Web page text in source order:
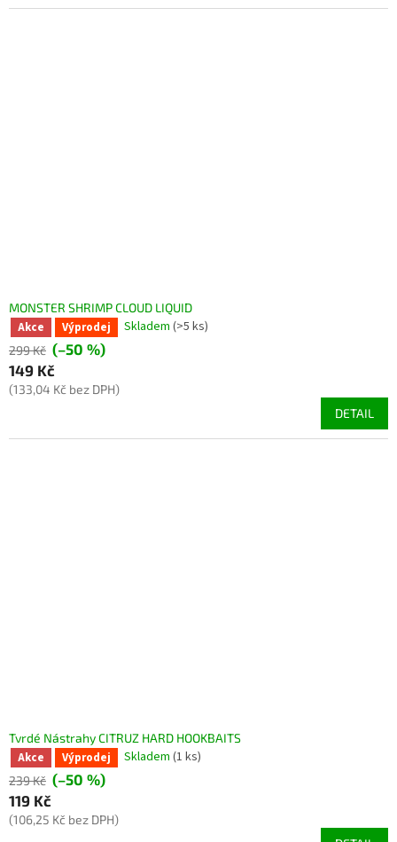
MONSTER SHRIMP CLOUD LIQUID
Akce Výprodej Skladem (>5 ks)
299 Kč (–50 %)
149 Kč
(133,04 Kč bez DPH)
DETAIL
Tvrdé Nástrahy CITRUZ HARD HOOKBAITS
Akce Výprodej Skladem (1 ks)
239 Kč (–50 %)
119 Kč
(106,25 Kč bez DPH)